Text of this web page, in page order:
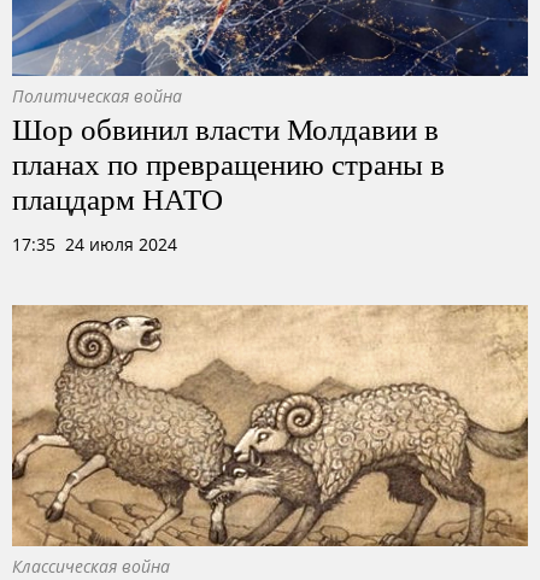
Политическая война
Шор обвинил власти Молдавии в
планах по превращению страны в
плацдарм НАТО
17:35 24 июля 2024
Классическая война